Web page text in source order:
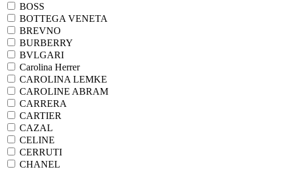
BOSS
BOTTEGA VENETA
BREVNO
BURBERRY
BVLGARI
Carolina Herrer
CAROLINA LEMKE
CAROLINE ABRAM
CARRERA
CARTIER
CAZAL
CELINE
CERRUTI
CHANEL